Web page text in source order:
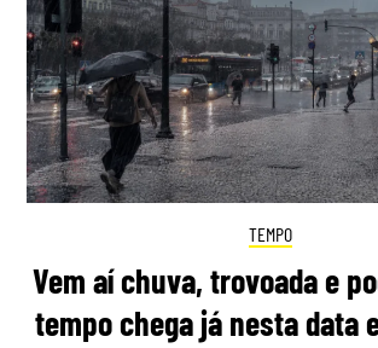
TEMPO
Vem aí chuva, trovoada e
tempo chega já nesta data